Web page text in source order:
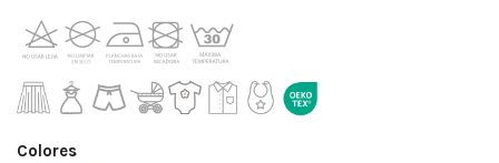
Colores